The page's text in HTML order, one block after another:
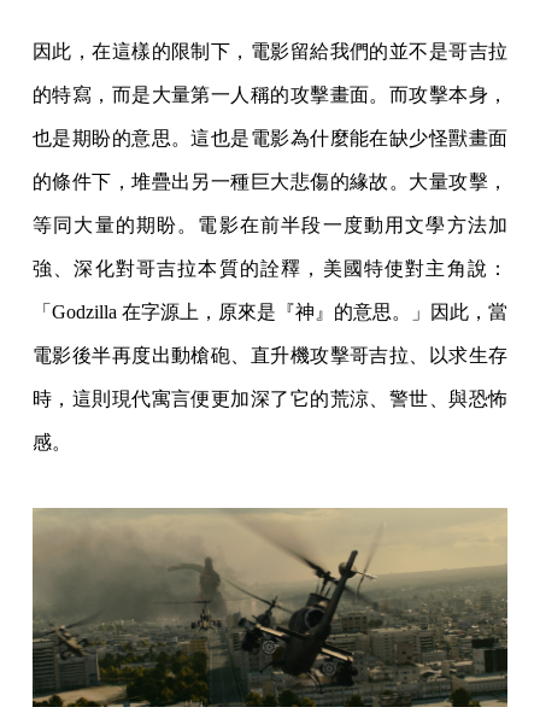
因此，在這樣的限制下，電影留給我們的並不是哥吉拉
的特寫，而是大量第一人稱的攻擊畫面。而攻擊本身，
也是期盼的意思。這也是電影為什麼能在缺少怪獸畫面
的條件下，堆疊出另一種巨大悲傷的緣故。大量攻擊，
等同大量的期盼。電影在前半段一度動用文學方法加
強、深化對哥吉拉本質的詮釋，美國特使對主角說：
「Godzilla 在字源上，原來是『神』的意思。」因此，當
電影後半再度出動槍砲、直升機攻擊哥吉拉、以求生存
時，這則現代寓言便更加深了它的荒涼、警世、與恐怖
感。